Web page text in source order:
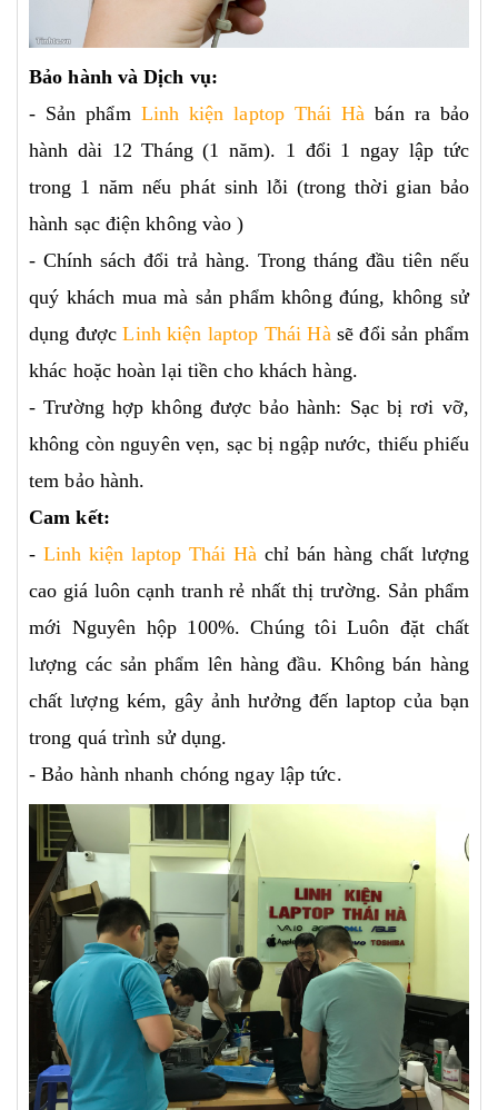
Bảo hành và Dịch vụ:
- Sản phẩm Linh kiện laptop Thái Hà bán ra bảo
hành dài 12 Tháng (1 năm). 1 đổi 1 ngay lập tức
trong 1 năm nếu phát sinh lỗi (trong thời gian bảo
hành sạc điện không vào )
- Chính sách đổi trả hàng. Trong tháng đầu tiên nếu
quý khách mua mà sản phẩm không đúng, không sử
dụng đượcLinh kiện laptop Thái Hà sẽ đổi sản phẩm
khác hoặc hoàn lại tiền cho khách hàng.
- Trường hợp không được bảo hành: Sạc bị rơi vỡ,
không còn nguyên vẹn, sạc bị ngập nước, thiếu phiếu
tem bảo hành.
Cam kết:
- Linh kiện laptop Thái Hà chỉ bán hàng chất lượng
cao giá luôn cạnh tranh rẻ nhất thị trường. Sản phẩm
mới Nguyên hộp 100%. Chúng tôi Luôn đặt chất
lượng các sản phẩm lên hàng đầu. Không bán hàng
chất lượng kém, gây ảnh hưởng đến laptop của bạn
trong quá trình sử dụng.
- Bảo hành nhanh chóng ngay lập tức.